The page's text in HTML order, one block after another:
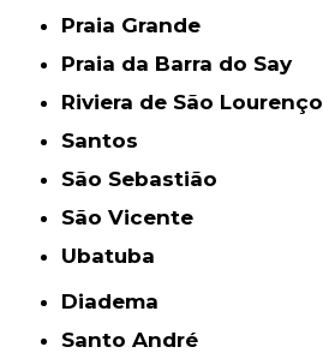
Praia Grande
Praia da Barra do Say
Riviera de São Lourenço
Santos
São Sebastião
São Vicente
Ubatuba
Diadema
Santo André